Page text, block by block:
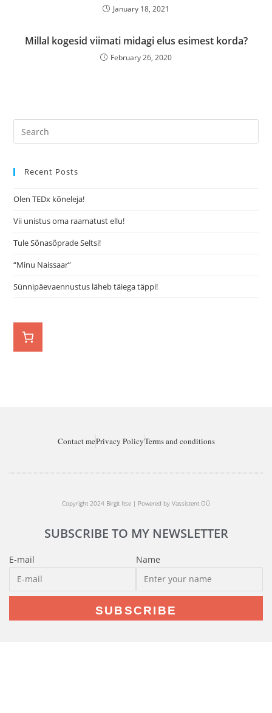
January 18, 2021
Millal kogesid viimati midagi elus esimest korda?
February 26, 2020
Recent Posts
Olen TEDx kõneleja!
Vii unistus oma raamatust ellu!
Tule Sõnasõprade Seltsi!
“Minu Naissaar”
Sünnipäevaennustus läheb täiega täppi!
Contact mePrivacy PolicyTerms and conditions
Copyright 2024 Birgit Itse | Powered by Vassistent OÜ
SUBSCRIBE TO MY NEWSLETTER
E-mail Name
SUBSCRIBE